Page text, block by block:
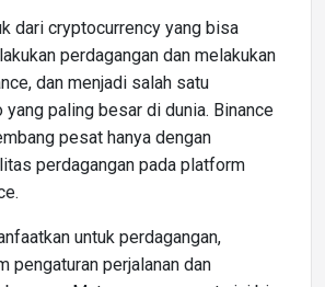
dari cryptocurrency yang bisa
perdagangan dan melakukan
dan menjadi salah satu
yang paling besar di dunia. Binance
pesat hanya dengan
perdagangan pada platform
untuk perdagangan,
pengaturan perjalanan dan